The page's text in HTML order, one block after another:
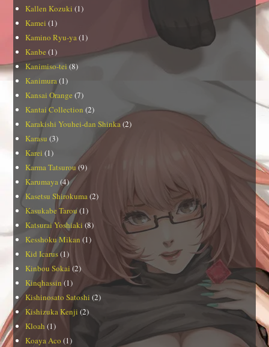
Kallen Kozuki (1)
Kamei (1)
Kamino Ryu-ya(1)
Kanbe (1)
Kanimiso-tei(8)
Kanimura(1)
Kansai Orange (7)
Kantai Collection (2)
Karakishi Youhei-dan Shinka(2)
Karasu (3)
Karei (1)
Karma Tatsurou (9)
Karumaya(4)
Kasetsu Shirokuma(2)
Kasukabe Tarou (1)
Katsurai Yoshiaki (8)
Kesshoku Mikan (1)
Kid Icarus(1)
Kinbou Sokai (2)
Kinqhassin (1)
Kishinosato Satoshi (2)
Kishizuka Kenji (2)
Kloah (1)
Koaya Aco (1)